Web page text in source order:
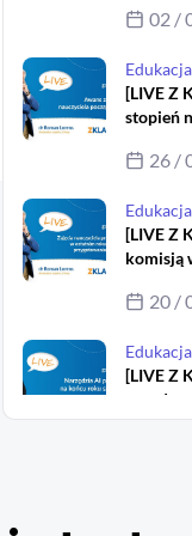
02 /
[LIVE Z
stopień
26 /
[LIVE Z
komisją
20 /
[LIVE Z